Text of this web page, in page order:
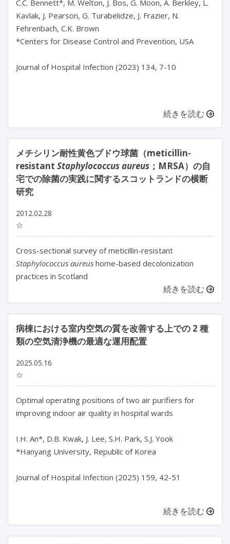
C.C. Bennett*, M. Welton, J. Bos, G. Moon, A. Berkley, L.
Kavlak, J. Pearson, G. Turabelidze, J. Frazier, N.
Fehrenbach, C.K. Brown
*Centers for Disease Control and Prevention, USA
Journal of Hospital Infection (2023) 134, 7-10
続きを読む
メチシリン耐性黄色ブドウ球菌（meticillin-
resistant Staphylococcus aureus ；MRSA）の自
宅での除菌の実践に関するスコットランドの横断
研究
2012.02.28
☆
Cross-sectional survey of meticillin-resistant
Staphylococcus aureus home-based decolonization
practices in Scotland
続きを読む
病棟における室内空気の質を改善する上での 2 種
類の空気清浄機の最適な運用配置
2025.05.16
☆
Optimal operating positions of two air purifiers for
improving indoor air quality in hospital wards
I.H. An*, D.B. Kwak, J. Lee, S.H. Park, S.J. Yook
*Hanyang University, Republic of Korea
Journal of Hospital Infection (2025) 159, 42-51
続きを読む